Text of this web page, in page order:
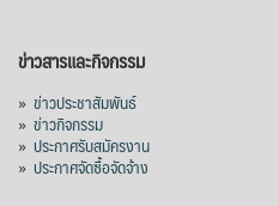
ข่าวสารและกิจกรรม
» ข่าวประชาสัมพันธ์
» ข่าวกิจกรรม
» ประกาศรับสมัครงาน
» ประกาศจัดซื้อจัดจ้าง